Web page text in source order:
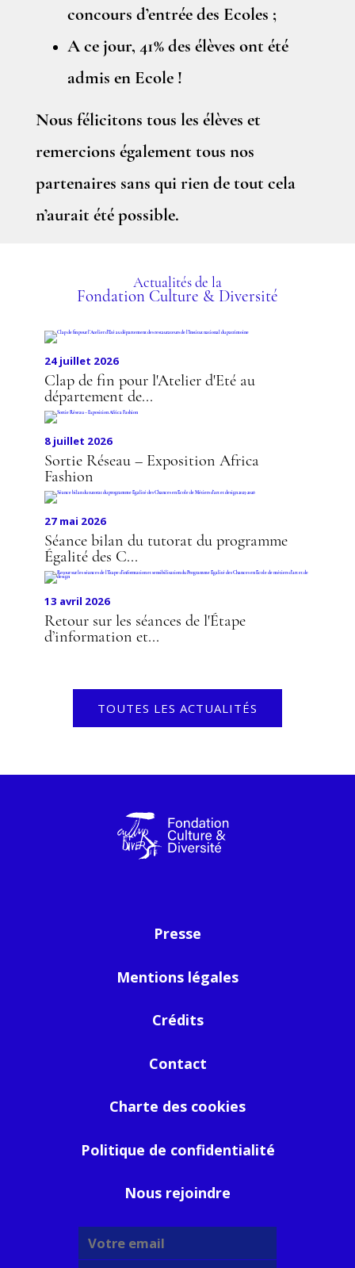
concours d’entrée des Ecoles ;
A ce jour, 41% des élèves ont été
admis en Ecole !
Nous félicitons tous les élèves et
remercions également tous nos
partenaires sans qui rien de tout cela
n’aurait été possible.
Actualités de la
Fondation Culture & Diversité
24 juillet 2026
Clap de fin pour l'Atelier d'Eté au
département de...
8 juillet 2026
Sortie Réseau – Exposition Africa
Fashion
27 mai 2026
Séance bilan du tutorat du programme
Égalité des C...
13 avril 2026
Retour sur les séances de l'Étape
d’information et...
TOUTES LES ACTUALITÉS
Presse
Mentions légales
Crédits
Contact
Charte des cookies
Politique de confidentialité
Nous rejoindre